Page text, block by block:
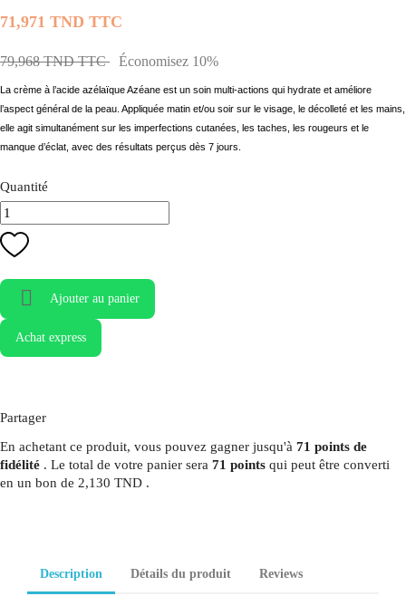
71,971 TND TTC
79,968 TND TTC Économisez 10%
La crème à l’acide azélaïque Azéane est un soin multi-actions qui hydrate et améliore
l’aspect général de la peau. Appliquée matin et/ou soir sur le visage, le décolleté et les mains,
elle agit simultanément sur les imperfections cutanées, les taches, les rougeurs et le
manque d’éclat, avec des résultats perçus dès 7 jours.
Quantité
 Ajouter au panier
Achat express
Partager
En achetant ce produit, vous pouvez gagner jusqu'à 71 points de
fidélité . Le total de votre panier sera 71 points qui peut être converti
en un bon de 2,130 TND .
Description Détails du produit Reviews